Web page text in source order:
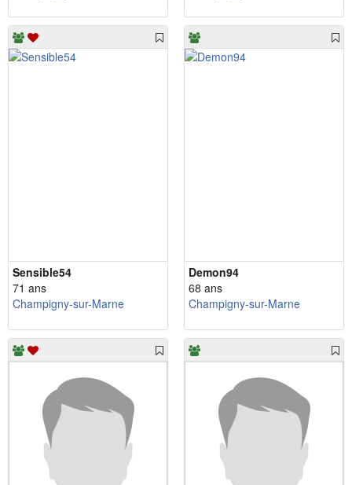
Sensible54
71 ans
Champigny-sur-Marne
Demon94
68 ans
Champigny-sur-Marne